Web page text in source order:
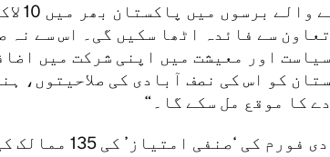
ہوں کہ
سے فائدہ اٹھا سکیں گی۔ اس سے نہ
اور معیشت میں اپنی شرکت میں
کو اس کی نصف آبادی کی صلاحیتوں،
کا موقع مل سکے گا۔
عالمی اقتصادی فورم کی